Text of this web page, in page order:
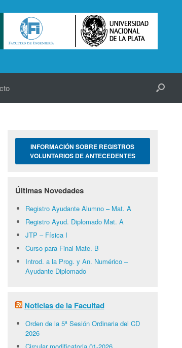
INFORMACIÓN SOBRE REGISTROS
VOLUNTARIOS DE ANTECEDENTES
Últimas Novedades
Registro Ayudante Alumno – Mat. A
Registro Ayud. Diplomado Mat. A
JTP – Física I
Curso para Final Mate. B
Introd. a la Prog. y An. Numérico –
Ayudante Diplomado
Noticias de la Facultad
Orden de la 5ª Sesión Ordinaria del CD
2026